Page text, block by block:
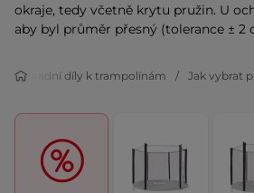
okraje, tedy včetně krytu pružin. U
aby byl průměr přesný (tolerance ± 2
a náhradní díly k trampolínám Jak vybrat